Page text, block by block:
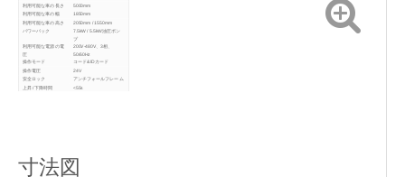
利用可能な車の長さ
5000mm
利用可能な車の幅
1850mm
利用可能な車の高さ
2050mm / 1550mm
パワーパック
7.5kW / 5.5kW油圧ポン
プ
利用可能な電源の電
圧
200V-480V、3相、
50/60Hz
操作モード コード&IDカード
操作電圧
24V
安全ロック
アンチフォールフレーム
上昇 /下降時間
<55s
寸法図